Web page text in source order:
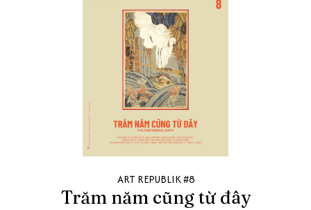
ART REPUBLIK #8
Trăm năm cũng từ đây